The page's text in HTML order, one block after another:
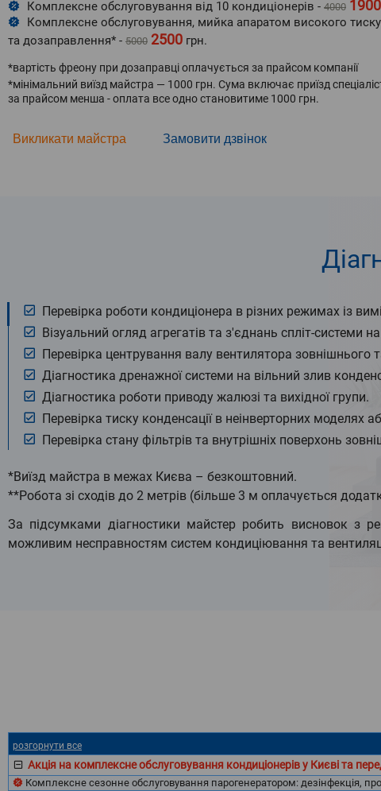
Комплексне обслуговування від 10 кондиціонерів - 4000 1900
Комплексне обслуговування, мийка апаратом високого
та дозаправлення* - 5000 2500 грн.
*вартість фреону при дозаправці оплачується за прайсом компанії
*мінімальний виїзд майстра — 1000 грн. Сума включає приїзд
за прайсом менша - оплата все одно становитиме 1000 грн.
Викликати майстра Замовити дзвінок
Перевірка роботи кондиціонера в різних режимах із
Візуальний огляд агрегатів та з'єднань спліт-системи
Перевірка центрування валу вентилятора зовнішнього
Діагностика дренажної системи на вільний злив
Діагностика роботи приводу жалюзі та вихідної групи.
Перевірка тиску конденсації в неінверторних моделях
Перевірка стану фільтрів та внутрішніх поверхонь
*Виїзд майстра в межах Києва – безкоштовний.
**Робота зі сходів до 2 метрів (більше 3 м оплачується
За підсумками діагностики майстер робить висновок з
можливим несправностям систем кондиціювання та
розгорнути все
Акція на комплексне обслуговування кондиціонерів у Києві та
Комплексне сезонне обслуговування парогенератором: дезінфекція,